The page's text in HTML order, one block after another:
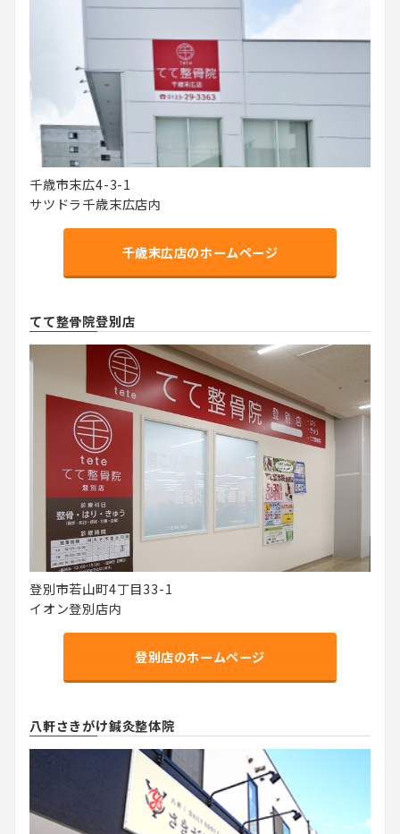
千歳市末広4-3-1
サツドラ千歳末広店内
千歳末広店のホームページ
てて整骨院登別店
登別市若山町4丁目33-1
イオン登別店内
登別店のホームページ
八軒さきがけ鍼灸整体院